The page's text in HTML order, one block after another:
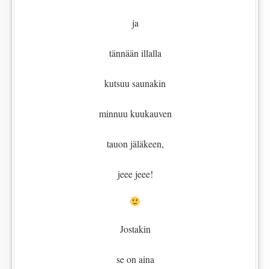
ja
tännään illalla
kutsuu saunakin
minnuu kuukauven
tauon jäläkeen,
jeee jeee!
Jostakin
se on aina